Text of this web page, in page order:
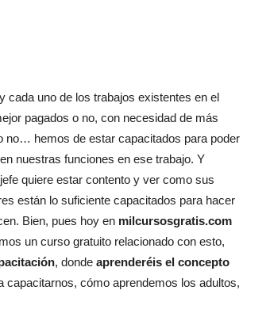
cada uno de los trabajos existentes en el
pagados o no, con necesidad de más
no… hemos de estar capacitados para poder
nuestras funciones en ese trabajo. Y
quiere estar contento y ver como sus
están lo suficiente capacitados para hacer
Bien, pues hoy en milcursosgratis.com
un curso gratuito relacionado con esto,
, donde aprenderéis el concepto
capacitarnos, cómo aprendemos los adultos,